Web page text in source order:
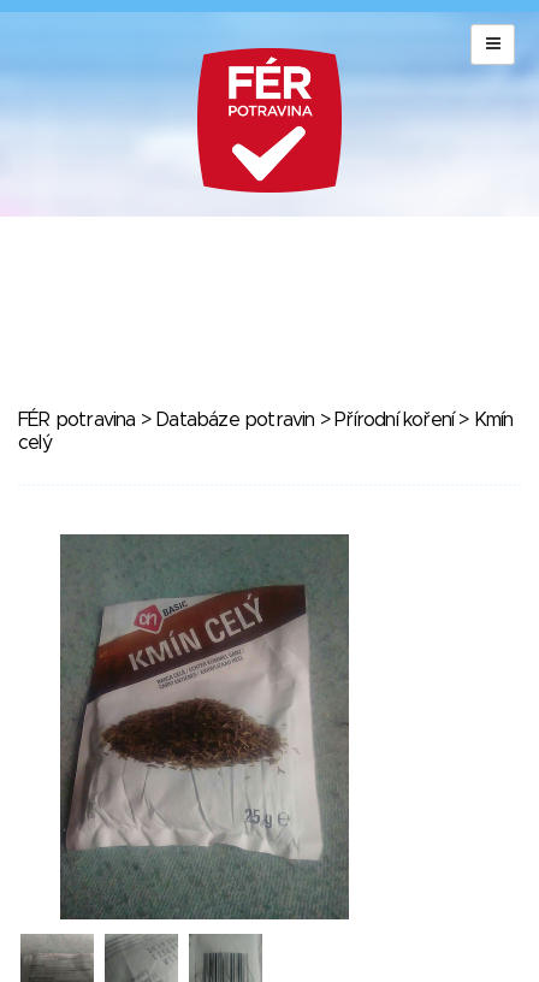
FÉR potravina > Databáze potravin > Přírodní koření> Kmín
celý